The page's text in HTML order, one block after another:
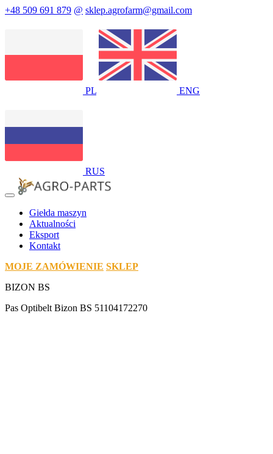
+48 509 691 879 @ sklep.agrofarm@gmail.com
PL ENG
RUS
Giełda maszyn
Aktualności
Eksport
Kontakt
MOJE ZAMÓWIENIE SKLEP
BIZON BS
Pas Optibelt Bizon BS 51104172270